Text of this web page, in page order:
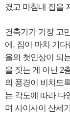
겼고 마침내 집을
건축가가 가장 고
에, 집이 마치 기
을의 첫인상이 되
을 짓는 게 아닌 2
의 풍경이 비치도
는 각도에 따라 다
며 사이사이 산세